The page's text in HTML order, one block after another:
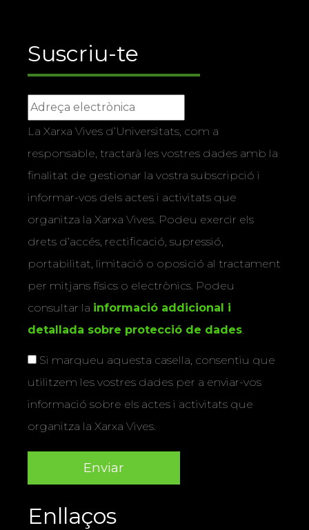
Suscriu-te
La Xarxa Vives d’Universitats, com a
responsable, tractarà les vostres dades amb la
finalitat de gestionar la vostra subscripció i
informar-vos dels actes i activitats que
organitza la Xarxa Vives. Podeu exercir els
drets d’accés, rectificació, supressió,
portabilitat, limitació o oposició al tractament
per mitjans físics o electrònics. Podeu
consultar la informació addicional i
detallada sobre protecció de dades.
Si marqueu aquesta casella, consentiu que
utilitzem les vostres dades per a enviar-vos
informació sobre els actes i activitats que
organitza la Xarxa Vives.
Enllaços